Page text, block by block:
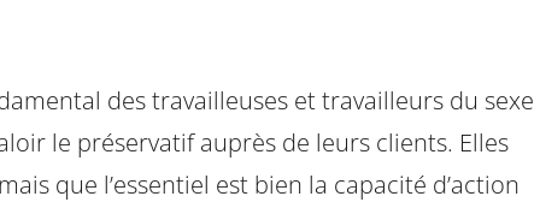
des travailleuses et travailleurs du sexe
le préservatif auprès de leurs clients. Elles
que l’essentiel est bien la capacité d’action